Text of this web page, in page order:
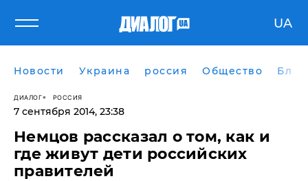
UA
Новости Украина россия Общество
ДИАЛОГ РОССИЯ
7 сентября 2014, 23:38
Немцов рассказал о том, как и
где живут дети российских
правителей